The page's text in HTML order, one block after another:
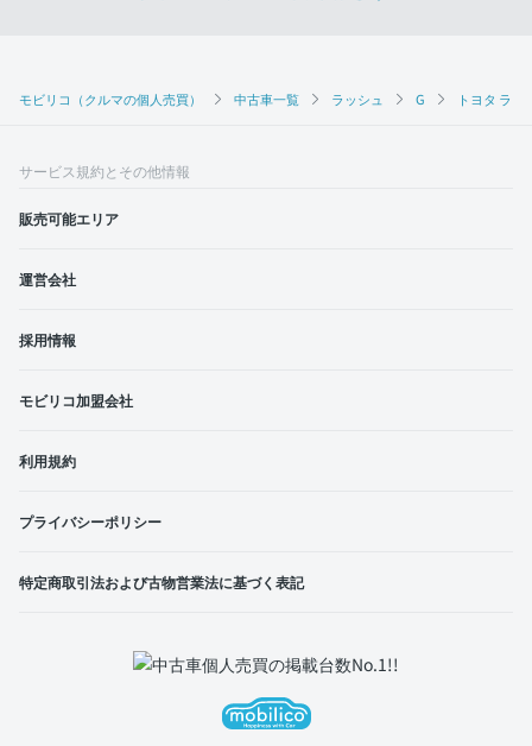
モビリコ（クルマの個人売買） 中古車一覧 ラッシュ G トヨタ ラ
サービス規約とその他情報
販売可能エリア
運営会社
採用情報
モビリコ加盟会社
利用規約
プライバシーポリシー
特定商取引法および古物営業法に基づく表記